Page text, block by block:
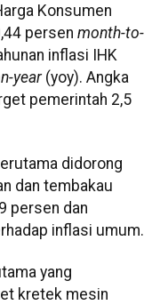
Konsumen
persen month-to-
inflasi IHK
year (yoy). Angka
pemerintah 2,5
didorong
dan tembakau
persen dan
inflasi umum.
yang
kretek mesin